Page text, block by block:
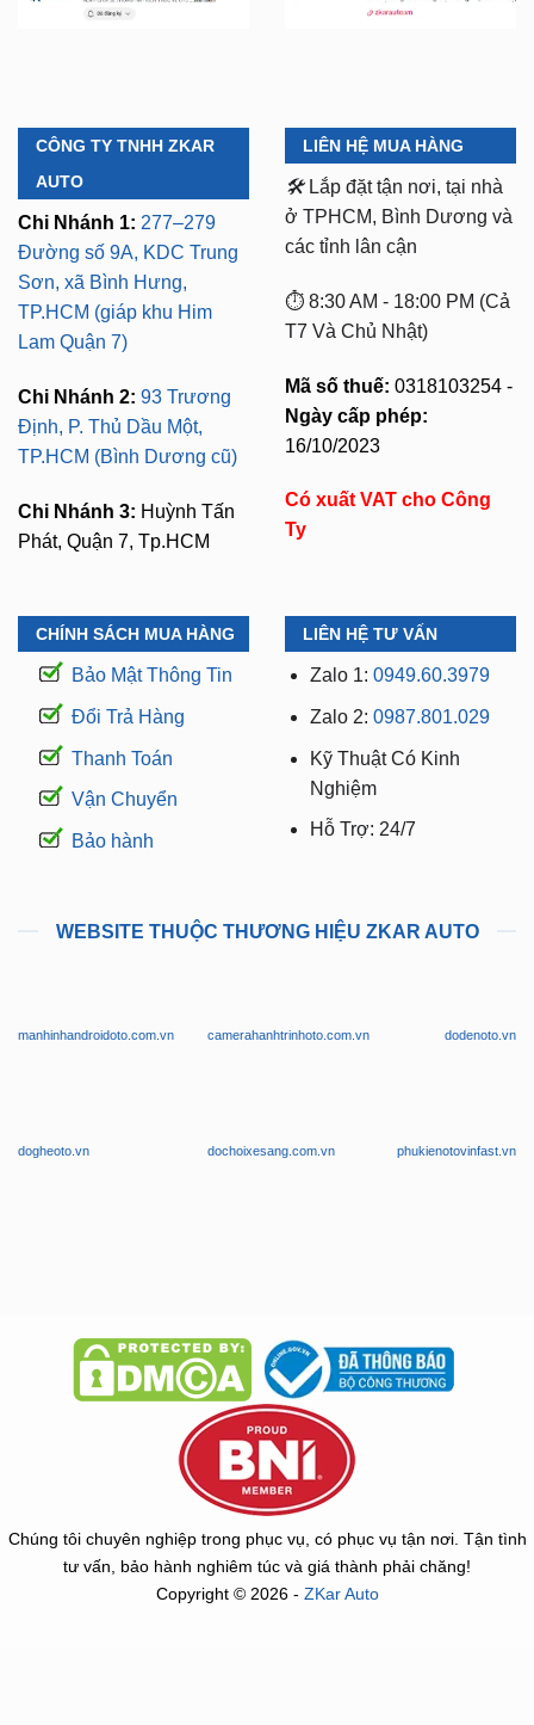
CÔNG TY TNHH ZKAR
AUTO
Chi Nhánh 1: 277–279
Đường số 9A, KDC Trung
Sơn, xã Bình Hưng,
TP.HCM (giáp khu Him
Lam Quận 7)
Chi Nhánh 2: 93 Trương
Định, P. Thủ Dầu Một,
TP.HCM (Bình Dương cũ)
Chi Nhánh 3: Huỳnh Tấn
Phát, Quận 7, Tp.HCM
LIÊN HỆ MUA HÀNG
🛠️ Lắp đặt tận nơi, tại nhà
ở TPHCM, Bình Dương và
các tỉnh lân cận
⏱️ 8:30 AM - 18:00 PM (Cả
T7 Và Chủ Nhật)
Mã số thuế: 0318103254 -
Ngày cấp phép:
16/10/2023
Có xuất VAT cho Công
Ty
CHÍNH SÁCH MUA HÀNG
Bảo Mật Thông Tin
Đổi Trả Hàng
Thanh Toán
Vận Chuyển
Bảo hành
LIÊN HỆ TƯ VẤN
Zalo 1: 0949.60.3979
Zalo 2: 0987.801.029
Kỹ Thuật Có Kinh
Nghiệm
Hỗ Trợ: 24/7
WEBSITE THUỘC THƯƠNG HIỆU ZKAR AUTO
manhinhandroidoto.com.vn camerahanhtrinhoto.com.vn dodenoto.vn
dogheoto.vn dochoixesang.com.vn phukienotovinfast.vn
Chúng tôi chuyên nghiệp trong phục vụ, có phục vụ tận nơi. Tận tình
tư vấn, bảo hành nghiêm túc và giá thành phải chăng!
Copyright © 2026 - ZKar Auto